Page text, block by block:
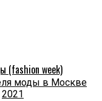
(fashion week)
моды в Москве
2021